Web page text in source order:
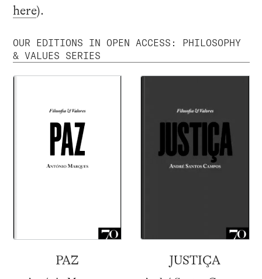
here).
OUR EDITIONS IN OPEN ACCESS: PHILOSOPHY
& VALUES SERIES
PAZ JUSTIÇA